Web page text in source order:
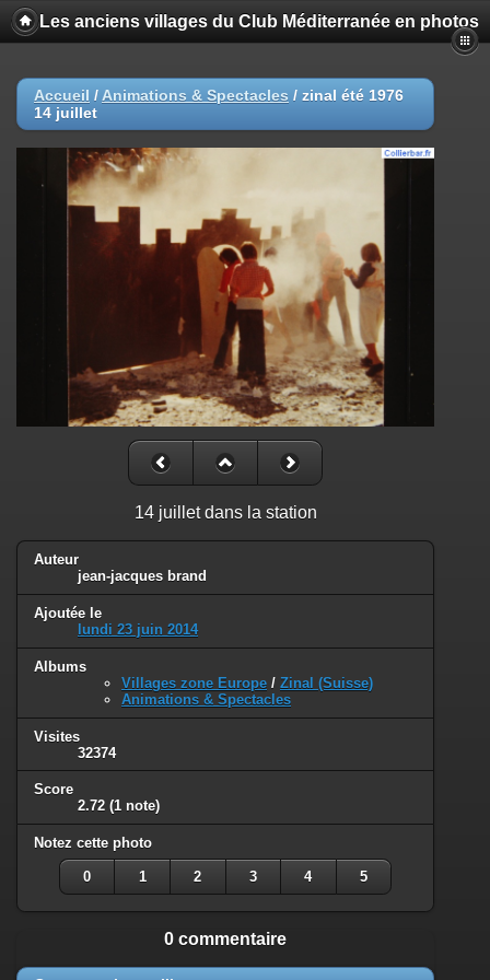
Les anciens villages du Club Méditerranée en photos
Accueil / Animations & Spectacles / zinal été 1976
14 juillet
14 juillet dans la station
Auteur
jean-jacques brand
Ajoutée le
lundi 23 juin 2014
Albums
Villages zone Europe / Zinal (Suisse)
Animations & Spectacles
Visites
32374
Score
2.72 (1 note)
Notez cette photo
0 1 2 3 4 5
0 commentaire